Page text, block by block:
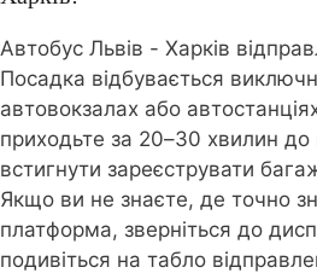
Автобус Львів - Харків
Посадка відбувається
автовокзалах або
приходьте за 20–30 хвилин
встигнути зареєструвати
Якщо ви не знаєте, де точно
платформа, зверніться до
подивіться на табло